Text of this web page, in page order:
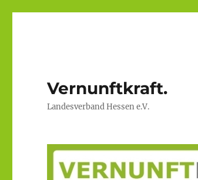
Vernunftkraft.
Landesverband Hessen e.V.